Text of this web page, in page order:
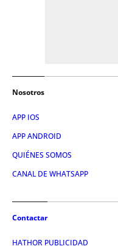
Nosotros
APP IOS
APP ANDROID
QUIÉNES SOMOS
CANAL DE WHATSAPP
Contactar
HATHOR PUBLICIDAD